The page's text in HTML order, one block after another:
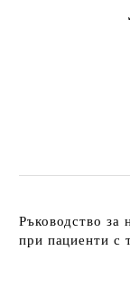
Ръководство за
при пациенти с